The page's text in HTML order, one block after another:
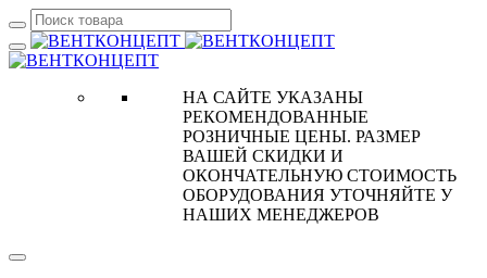
НА САЙТЕ УКАЗАНЫ
РЕКОМЕНДОВАННЫЕ
РОЗНИЧНЫЕ ЦЕНЫ. РАЗМЕР
ВАШЕЙ СКИДКИ И
ОКОНЧАТЕЛЬНУЮ СТОИМОСТЬ
ОБОРУДОВАНИЯ УТОЧНЯЙТЕ У
НАШИХ МЕНЕДЖЕРОВ